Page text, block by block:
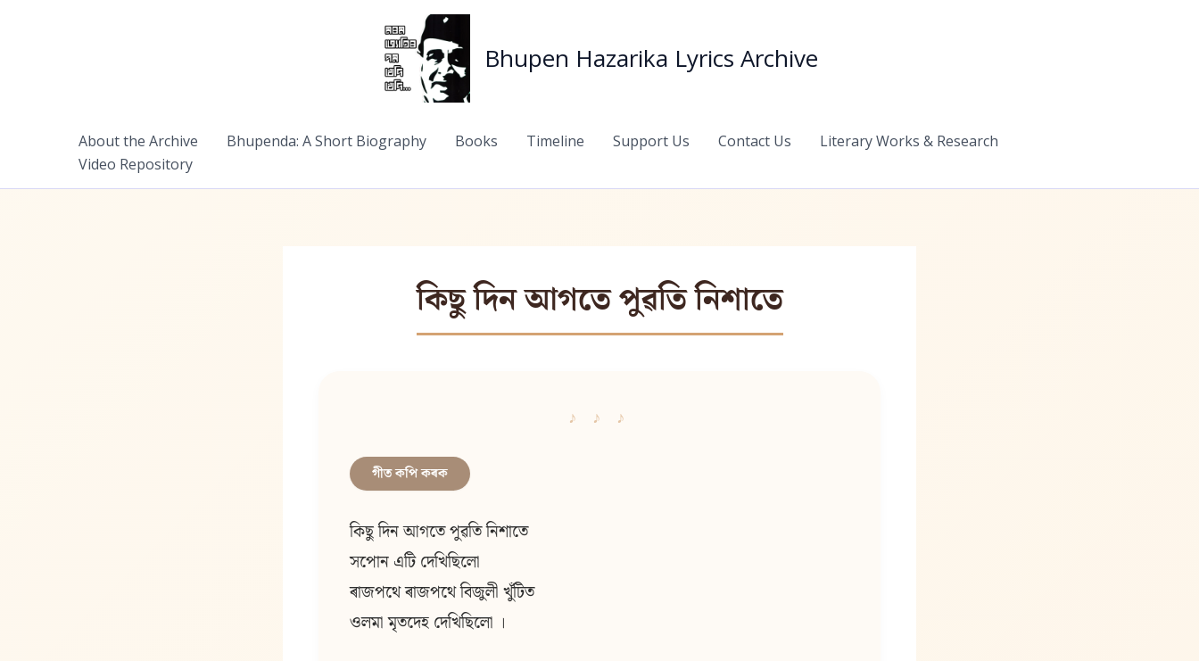
Bhupen Hazarika Lyrics Archive
About the Archive Bhupenda: A Short Biography Books Timeline Support Us Contact Us
Literary Works & Research
Video Repository
কিছু দিন আগতে পুৱতি নিশাতে
গীত কপি কৰক
কিছু দিন আগতে পুৱতি নিশাতে
সপোন এটি দেখিছিলো
ৰাজপথে ৰাজপথে বিজুলী খুঁটিত
ওলমা মৃতদেহ দেখিছিলো ।